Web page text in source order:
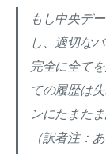
もし中央デ
し、適切な
完全に全て
ての履歴は
ンにたまた
（訳者注：